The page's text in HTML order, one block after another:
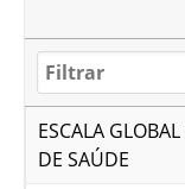
ESCALA
DE SAÚDE